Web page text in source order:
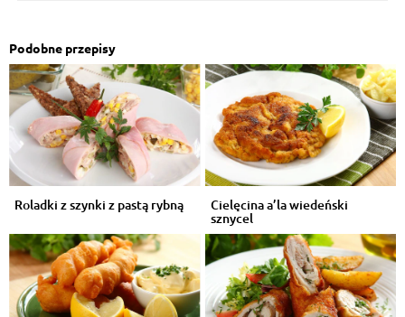
Podobne przepisy
Roladki z szynki z pastą rybną Cielęcina a’la wiedeński
sznycel